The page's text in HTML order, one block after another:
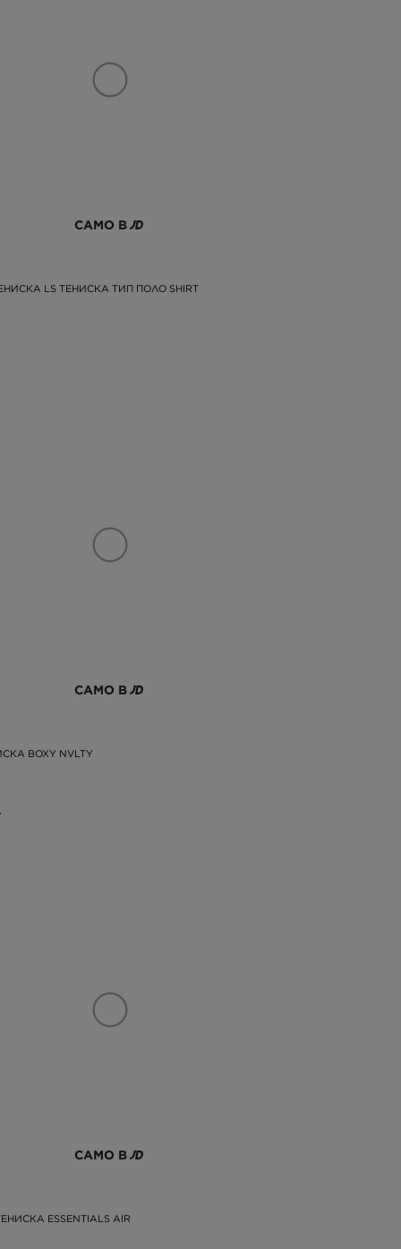
САМО В
LS ТЕНИСКА ТИП ПОЛО SHIRT
САМО В
BOXY NVLTY
САМО В
ESSENTIALS AIR